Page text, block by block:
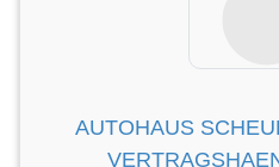
AUTOHAUS